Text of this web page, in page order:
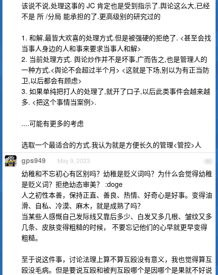
该说不说,处理这事的 JC 肯定也是受到指示了.舆论这么大,已经
不是 所 /分局 能承担的了.更高级别的研究过的
1. 和解,最皆大欢喜的处理方式.但是被强硬的拒绝了. <甚至会找
当事人身边的人和事来要求当事人和解>
2. 当前处理方式. 舆论炒作并不是坏事,广而告之,也是管理人的
一种方式.<舆论不会超过半个月> <这就是下场,别以为有正当防
卫,以后都会有顾虑>
3. 如果单纯把打人的处理了,就开了口子,以后此类事件会越来越
多. <把这个事情当案例>.
....可能有更多的考虑
选取一个最适合的方式.我认为就是方便长久的管理<管控>人
95
gps949 May 9, 2023
幼稚和不忘初心有区别吗？幼稚是贬义词吗？为什么会觉得幼稚
是贬义词？拒绝幼态审美？ :doge
人之初性本善，保持正直、善良、热情、好奇心是好事。变得油
滑、自私、冷漠、麻木，就是成熟了吗？
当某些人感慨自己发际线又靠后多少、白发又多几根、皱纹又多
几条、皮肤变得粗糙的时候， 不要忘记他们的心早就更早变得
粗糙。
至于说这件事，讨论法理上算不算互殴没有意义，我也觉得算互
殴没毛病。但是要说互殴和被判互殴哪个是因哪个是果就不好说